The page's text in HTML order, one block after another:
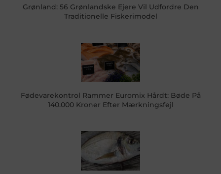
Grønland: 56 Grønlandske Ejere Vil Udfordre Den
Traditionelle Fiskerimodel
Fødevarekontrol Rammer Euromix Hårdt: Bøde På
140.000 Kroner Efter Mærkningsfejl